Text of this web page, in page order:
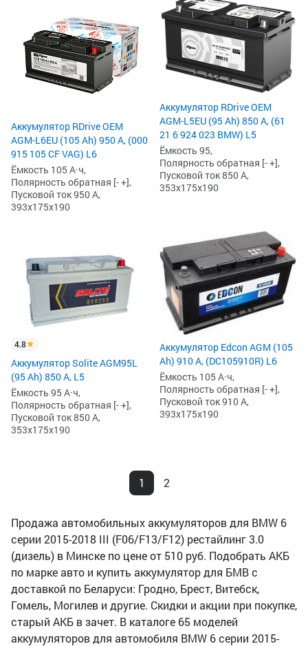
Аккумулятор RDrive OEM
AGM-L6EU (105 Ah) 950 А, (000
915 105 CF VAG) L6
Ёмкость 105 А·ч,
Полярность обратная [- +],
Пусковой ток 950 А,
393x175x190
Аккумулятор RDrive OEM
AGM-L5EU (95 Ah) 850 А, (61
21 6 924 023 BMW) L5
Ёмкость 95,
Полярность обратная [- +],
Пусковой ток 850 А,
353x175x190
4.8
Аккумулятор Solite AGM95L
(95 Ah) 850 А, L5
Ёмкость 95 А·ч,
Полярность обратная [- +],
Пусковой ток 850 А,
353x175x190
Аккумулятор Edcon AGM (105
Ah) 910 А, (DC105910R) L6
Ёмкость 105 А·ч,
Полярность обратная [- +],
Пусковой ток 910 А,
393x175x190
1 2
Продажа автомобильных аккумуляторов для BMW 6
серии 2015-2018 III (F06/F13/F12) рестайлинг 3.0
(дизель) в Минске по цене от 510 руб. Подобрать АКБ
по марке авто и купить аккумулятор для БМВ с
доставкой по Беларуси: Гродно, Брест, Витебск,
Гомель, Могилев и другие. Скидки и акции при покупке,
старый АКБ в зачет. В каталоге 65 моделей
аккумуляторов для автомобиля BMW 6 серии 2015-